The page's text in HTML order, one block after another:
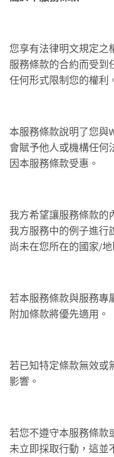
您享有法律明文規定之
服務條款的合約而受到
任何形式限制您的權利
本服務條款說明了您與
會賦予他人或機構任何
因本服務條款受惠。
我方希望讓服務條款的
我方服務中的例子進行
尚未在您所在的國家/地
若本服務條款與服務專
附加條款將優先適用。
若已知特定條款無效或
影響。
若您不遵守本服務條款
未立即採取行動，這並